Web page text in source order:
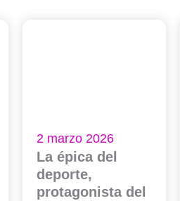
2 marzo 2026
La épica del
deporte,
protagonista del